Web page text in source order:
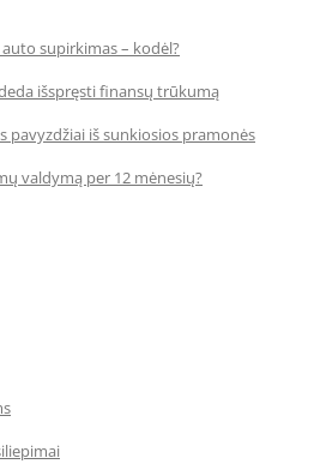
supirkimas – kodėl?
išspręsti finansų trūkumą
pavyzdžiai iš sunkiosios pramonės
valdymą per 12 mėnesių?